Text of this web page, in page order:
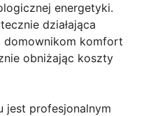
energetyki.
działająca
domownikom komfort
obniżając koszty
jest profesjonalnym